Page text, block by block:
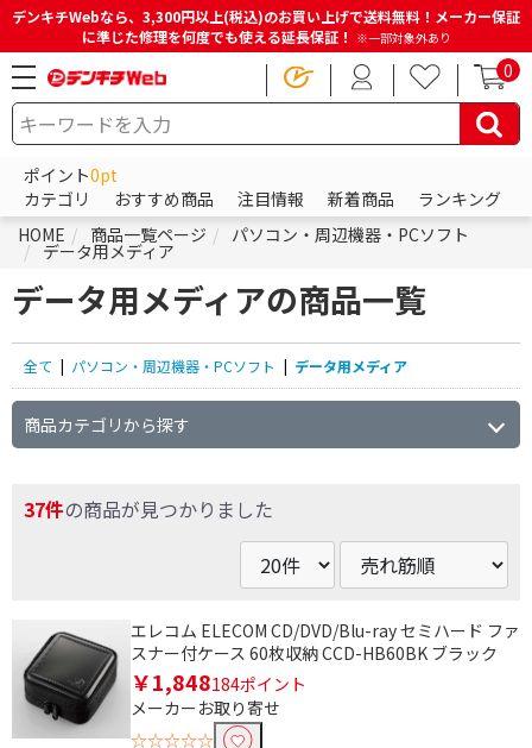
デンキチWebなら、3,300円以上(税込)のお買い上げで送料無料！メーカー保証
に準じた修理を何度でも使える延長保証！ ※一部対象外あり
0
ポイント0pt
カテゴリ
おすすめ商品 注目情報 新着商品
ランキング
HOME
商品一覧ページ パソコン・周辺機器・PCソフト
データ用メディア
データ用メディアの商品一覧
全て | パソコン・周辺機器・PCソフト | データ用メディア
商品カテゴリから探す
37件の商品が見つかりました
エレコム ELECOM CD/DVD/Blu-ray セミハード ファ
スナー付ケース 60枚収納 CCD-HB60BK ブラック
￥1,848184ポイント
メーカーお取り寄せ
☆☆☆☆☆